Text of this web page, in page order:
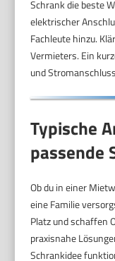
Schrank die beste
elektrischer
Fachleute hinzu.
Vermieters. Ein
und
Typische
passende
Ob du in einer
eine Familie
Platz und schaffen
praxisnahe
Schrankidee